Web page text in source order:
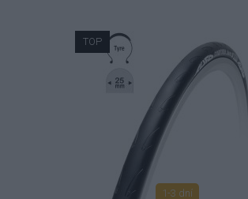
TOP
1-3 dní